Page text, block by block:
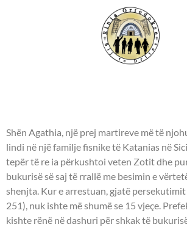
Shenjtori i ditës –
Shën Agathia, një prej martireve më të
lindi në një familje fisnike të Katanias në
tepër të re ia përkushtoi veten Zotit dhe
bukurisë së saj të rrallë me besimin e
shenjta. Kur e arrestuan, gjatë
251), nuk ishte më shumë se 15 vjeçe.
kishte rënë në dashuri për shkak të